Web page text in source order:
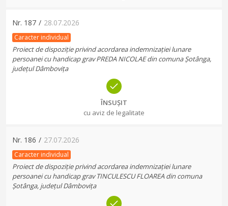
Nr. 187 / 28.07.2026
Caracter individual
Proiect de dispoziție privind acordarea indemnizației lunare
persoanei cu handicap grav PREDA NICOLAE din comuna Șotânga,
județul Dâmbovița
ÎNSUȘIT
cu aviz de legalitate
Nr. 186 / 27.07.2026
Caracter individual
Proiect de dispoziție privind acordarea indemnizației lunare
persoanei cu handicap grav TINCULESCU FLOAREA din comuna
Șotânga, județul Dâmbovița